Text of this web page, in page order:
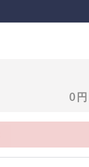
0 円